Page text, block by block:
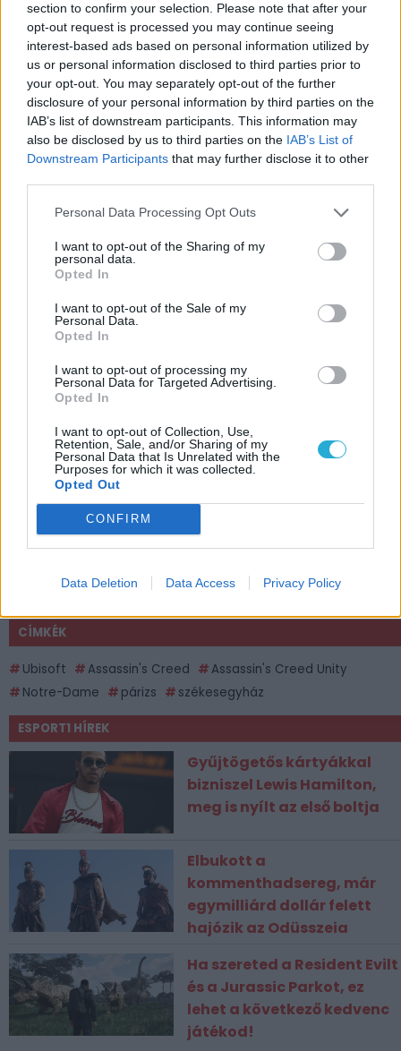
section to confirm your selection. Please note that after your
opt-out request is processed you may continue seeing
interest-based ads based on personal information utilized by
us or personal information disclosed to third parties prior to
your opt-out. You may separately opt-out of the further
disclosure of your personal information by third parties on the
IAB’s list of downstream participants. This information may
also be disclosed by us to third parties on the IAB’s List of
Downstream Participants that may further disclose it to other
Personal Data Processing Opt Outs
I want to opt-out of the Sharing of my
personal data.
Opted In
I want to opt-out of the Sale of my
Personal Data.
Opted In
I want to opt-out of processing my
Personal Data for Targeted Advertising.
Opted In
I want to opt-out of Collection, Use,
Retention, Sale, and/or Sharing of my
Personal Data that Is Unrelated with the
Purposes for which it was collected.
Opted Out
CONFIRM
Data Deletion Data Access Privacy Policy
CÍMKÉK
Ubisoft Assassin's Creed
Assassin's Creed Unity
Notre-Dame
párizs székesegyház
ESPORT1 HÍREK
Gyűjtögetős kártyákkal
bizniszel Lewis Hamilton,
meg is nyílt az első boltja
Elbukott a
kommenthadsereg, már
egymilliárd dollár felett
hajózik az Odüsszeia
Ha szereted a Resident Evilt
és a Jurassic Parkot, ez
lehet a következő kedvenc
játékod!